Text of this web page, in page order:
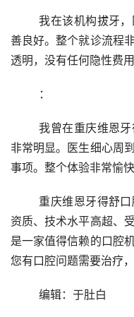
	我在该机构拔牙，医生技术娴熟，操作快速，术后改
善良好。整个就诊流程
透明，没有任何隐性费用
	：
	我曾在重庆维恩牙得舒口腔机构进行牙齿美白，结果
非常明显。医生细心周
事项。整个体验非常愉快
资质、技术水平高超、
是一家值得信赖的口腔
您有口腔问题需要治疗
	编辑：于肚白